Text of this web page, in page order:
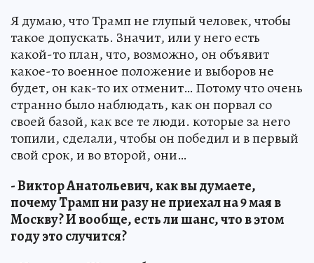
Я думаю, что Трамп не глупый человек, чтобы
такое допускать. Значит, или у него есть
какой-то план, что, возможно, он объявит
какое-то военное положение и выборов не
будет, он как-то их отменит… Потому что очень
странно было наблюдать, как он порвал со
своей базой, как все те люди. которые за него
топили, сделали, чтобы он победил и в первый
свой срок, и во второй, они…
- Виктор Анатольевич, как вы думаете,
почему Трамп ни разу не приехал на 9 мая в
Москву? И вообще, есть ли шанс, что в этом
году это случится?